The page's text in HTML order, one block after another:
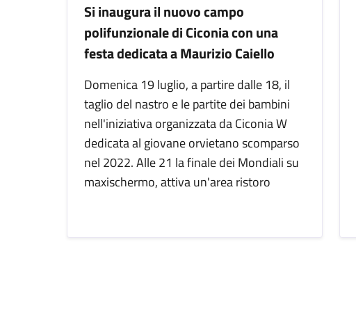
Si inaugura il nuovo campo
polifunzionale di Ciconia con una
festa dedicata a Maurizio Caiello
Domenica 19 luglio, a partire dalle 18, il
taglio del nastro e le partite dei bambini
nell'iniziativa organizzata da Ciconia W
dedicata al giovane orvietano scomparso
nel 2022. Alle 21 la finale dei Mondiali su
maxischermo, attiva un'area ristoro